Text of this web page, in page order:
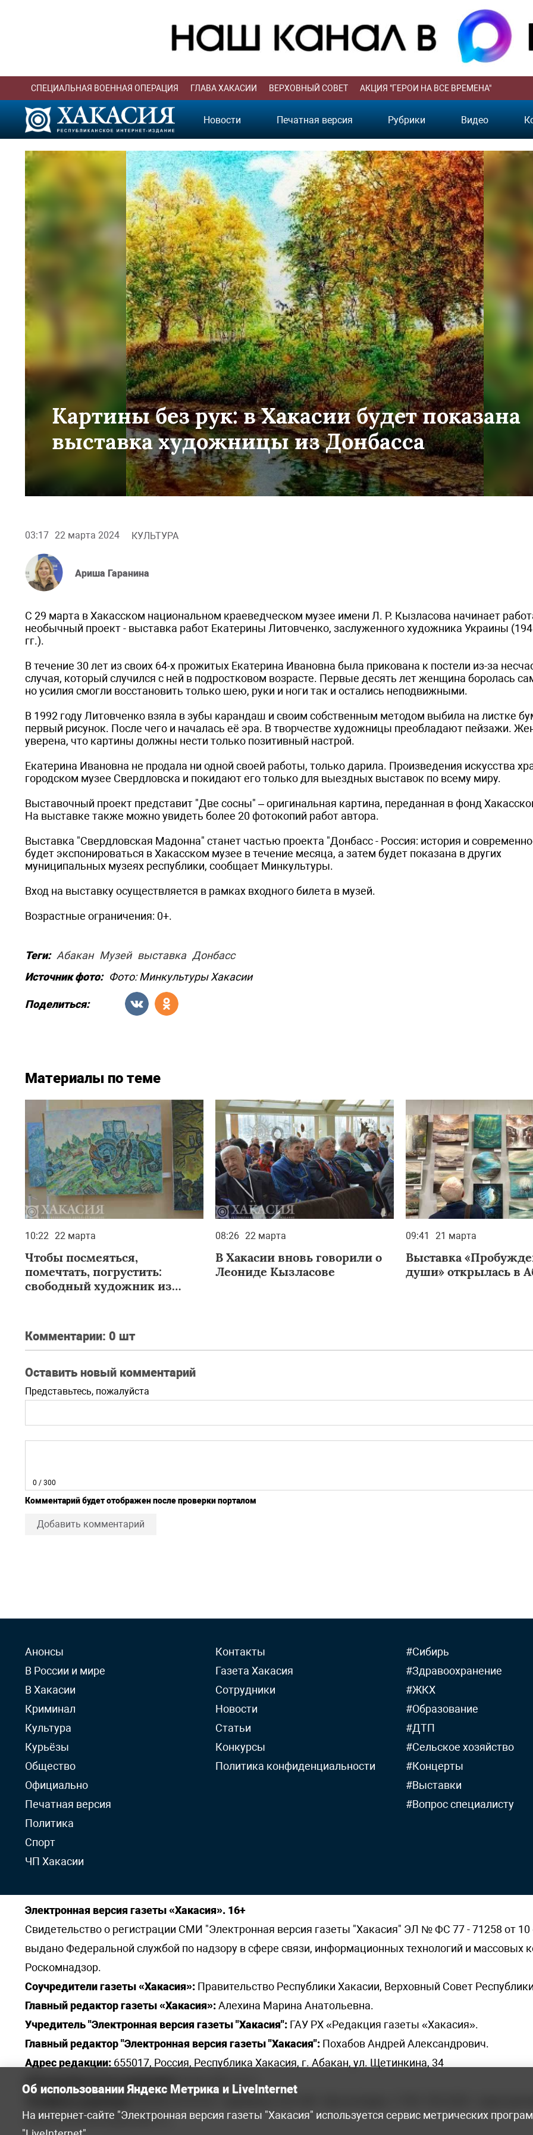
СПЕЦИАЛЬНАЯ ВОЕННАЯ ОПЕРАЦИЯ ГЛАВА ХАКАСИИ ВЕРХОВНЫЙ СОВЕТ АКЦИЯ "ГЕРОИ НА ВСЕ ВРЕМЕНА"
Новости Печатная версия Рубрики Видео
Картины без рук: в Хакасии будет показана
выставка художницы из Донбасса
03:17 22 марта 2024 КУЛЬТУРА
Ариша Гаранина
С 29 марта в Хакасском национальном краеведческом музее имени Л. Р. Кызласова начинает
необычный проект - выставка работ Екатерины Литовченко, заслуженного художника Украины
гг.).
В течение 30 лет из своих 64-х прожитых Екатерина Ивановна была прикована к постели из-за
случая, который случился с ней в подростковом возрасте. Первые десять лет женщина боролась
но усилия смогли восстановить только шею, руки и ноги так и остались неподвижными.
В 1992 году Литовченко взяла в зубы карандаш и своим собственным методом выбила на листке
первый рисунок. После чего и началась её эра. В творчестве художницы преобладают пейзажи.
уверена, что картины должны нести только позитивный настрой.
Екатерина Ивановна не продала ни одной своей работы, только дарила. Произведения искусства
городском музее Свердловска и покидают его только для выездных выставок по всему миру.
Выставочный проект представит "Две сосны" – оригинальная картина, переданная в фонд
На выставке также можно увидеть более 20 фотокопий работ автора.
Выставка "Свердловская Мадонна" станет частью проекта "Донбасс - Россия: история и
будет экспонироваться в Хакасском музее в течение месяца, а затем будет показана в других
муниципальных музеях республики, сообщает Минкультуры.
Вход на выставку осуществляется в рамках входного билета в музей.
Возрастные ограничения: 0+.
Теги: Абакан Музей выставка Донбасс
Источник фото: Фото: Минкультуры Хакасии
Поделиться:
Материалы по теме
10:22 22 марта
Чтобы посмеяться,
помечтать, погрустить:
свободный художник из
08:26 22 марта
В Хакасии вновь говорили о
Леониде Кызласове
09:41 21 марта
Выставка
души» открылась в
Комментарии: 0 шт
Оставить новый комментарий
Представьтесь, пожалуйста
0 / 300
Комментарий будет отображен после проверки порталом
Добавить комментарий
Анонсы
В России и мире
В Хакасии
Криминал
Культура
Курьёзы
Общество
Официально
Печатная версия
Политика
Спорт
ЧП Хакасии
Контакты
Газета Хакасия
Сотрудники
Новости
Статьи
Конкурсы
Политика конфиденциальности
#Сибирь
#Здравоохранение
#ЖКХ
#Образование
#ДТП
#Сельское хозяйство
#Концерты
#Выставки
#Вопрос специалисту
Электронная версия газеты «Хакасия». 16+
Свидетельство о регистрации СМИ "Электронная версия газеты "Хакасия" ЭЛ № ФС 77 - 71258 от 10
выдано Федеральной службой по надзору в сфере связи, информационных технологий и массовых
Роскомнадзор.
Соучредители газеты «Хакасия»: Правительство Республики Хакасии, Верховный Совет
Главный редактор газеты «Хакасия»:Алехина Марина Анатольевна.
Учредитель "Электронная версия газеты "Хакасия": ГАУ РХ «Редакция газеты «Хакасия».
Главный редактор "Электронная версия газеты "Хакасия": Похабов Андрей Александрович.
Адрес редакции: 655017, Россия, Республика Хакасия, г. Абакан, ул. Щетинкина, 34
Электронная почта редакции: khakred@r-19.ru
elena.s.korotkowa@yandex.ru.
Об использовании Яндекс Метрика и LiveInternet
На интернет-сайте "Электронная версия газеты "Хакасия" используется сервис метрических